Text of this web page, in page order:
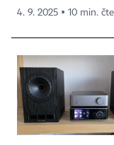
4. 9. 2025 ▪ 10 min.